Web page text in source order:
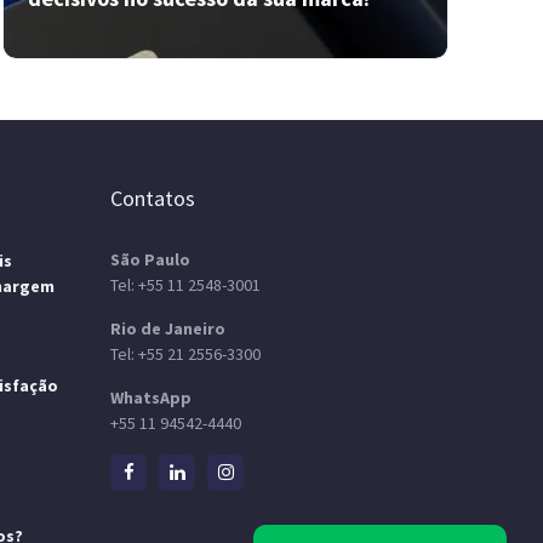
são decisivos no sucesso da sua
Contatos
São Paulo
Tel: +55 11 2548-3001
Rio de Janeiro
Tel: +55 21 2556-3300
WhatsApp
+55 11 94542-4440